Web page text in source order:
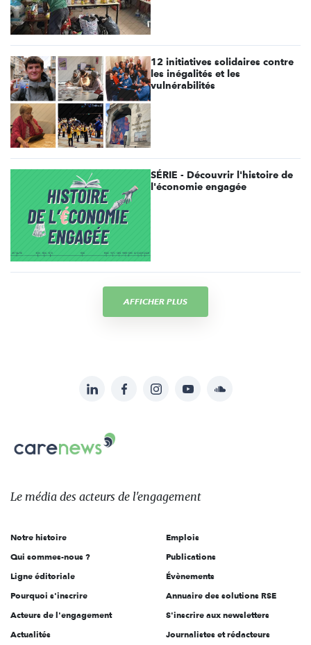
12 initiatives solidaires contre
les inégalités et les
vulnérabilités
SÉRIE - Découvrir l'histoire de
l'économie engagée
AFFICHER PLUS
sur:
LinkedInFacebookInstagramYouTubeSoundcloud
Carenews,
Le
des
l'engagement
Le média des acteurs de l'engagement
Notre histoire
Qui sommes-nous ?
Ligne éditoriale
Pourquoi s'inscrire
Acteurs de l'engagement
Actualités
Emplois
Publications
Évènements
Annuaire des solutions RSE
S'inscrire aux newsletters
Journalistes et rédacteurs